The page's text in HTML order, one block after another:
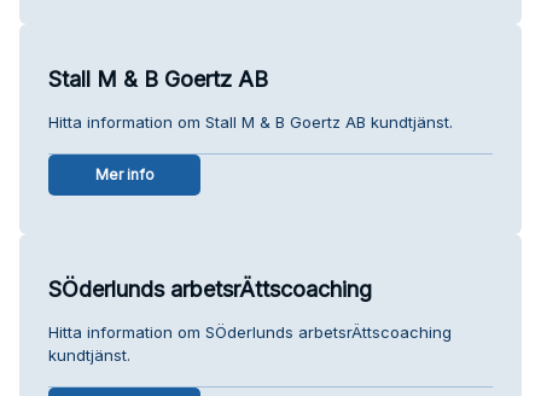
Stall M & B Goertz AB
Hitta information om Stall M & B Goertz AB kundtjänst.
Mer info
SÖderlunds arbetsrÄttscoaching
Hitta information om SÖderlunds arbetsrÄttscoaching
kundtjänst.